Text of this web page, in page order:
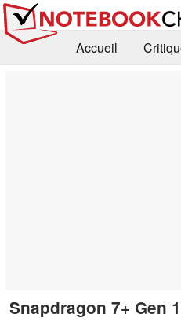
Accueil
Snapdragon 7+ Gen